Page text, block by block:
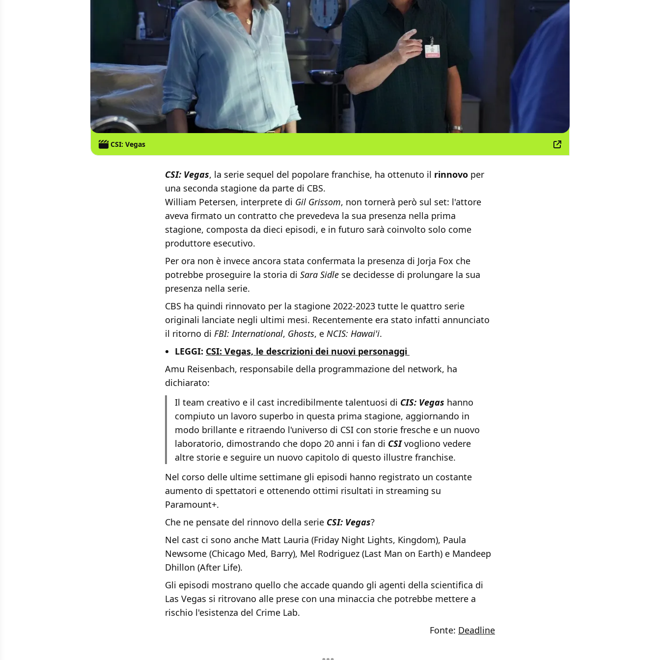
CSI: Vegas
CSI: Vegas, la serie sequel del popolare franchise, ha ottenuto il rinnovo per
una seconda stagione da parte di CBS.
William Petersen, interprete di Gil Grissom, non tornerà però sul set: l'attore
aveva firmato un contratto che prevedeva la sua presenza nella prima
stagione, composta da dieci episodi, e in futuro sarà coinvolto solo come
produttore esecutivo.
Per ora non è invece ancora stata confermata la presenza di Jorja Fox che
potrebbe proseguire la storia di Sara Sidle se decidesse di prolungare la sua
presenza nella serie.
CBS ha quindi rinnovato per la stagione 2022-2023 tutte le quattro serie
originali lanciate negli ultimi mesi. Recentemente era stato infatti annunciato
il ritorno di FBI: International, Ghosts, e NCIS: Hawai'i.
LEGGI: CSI: Vegas, le descrizioni dei nuovi personaggi
Amu Reisenbach, responsabile della programmazione del network, ha
dichiarato:
Il team creativo e il cast incredibilmente talentuosi di CIS: Vegas hanno
compiuto un lavoro superbo in questa prima stagione, aggiornando in
modo brillante e ritraendo l'universo di CSI con storie fresche e un nuovo
laboratorio, dimostrando che dopo 20 anni i fan di CSIvogliono vedere
altre storie e seguire un nuovo capitolo di questo illustre franchise.
Nel corso delle ultime settimane gli episodi hanno registrato un costante
aumento di spettatori e ottenendo ottimi risultati in streaming su
Paramount+.
Che ne pensate del rinnovo della serie CSI: Vegas?
Nel cast ci sono anche Matt Lauria (Friday Night Lights, Kingdom), Paula
Newsome (Chicago Med, Barry), Mel Rodriguez (Last Man on Earth) e Mandeep
Dhillon (After Life).
Gli episodi mostrano quello che accade quando gli agenti della scientifica di
Las Vegas si ritrovano alle prese con una minaccia che potrebbe mettere a
rischio l'esistenza del Crime Lab.
Fonte: Deadline